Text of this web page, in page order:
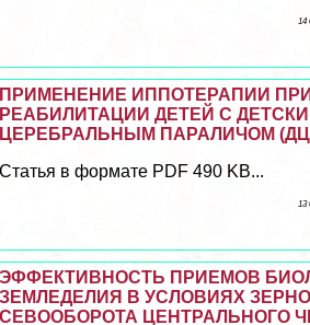
14
ПРИМЕНЕНИЕ ИППОТЕРАПИИ
РЕАБИЛИТАЦИИ ДЕТЕЙ С
ЦЕРЕБРАЛЬНЫМ ПАРАЛИЧОМ
Статья в формате PDF 490 KB...
13
ЭФФЕКТИВНОСТЬ ПРИЕМОВ
ЗЕМЛЕДЕЛИЯ В УСЛОВИЯХ
СЕВООБОРОТА ЦЕНТРАЛЬНОГО